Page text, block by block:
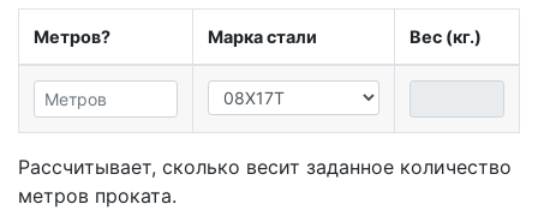
Метров? Марка стали Вес (кг.)
Рассчитывает, сколько весит заданное количество
метров проката.